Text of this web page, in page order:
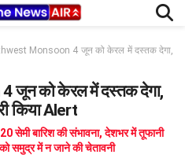
Monsoon 4 जून को केरल में दस्तक देगा,
जून को केरल में दस्तक देगा,
किया Alert
सेमी बारिश की संभावना, देशभर में तूफानी
समुद्र में न जाने की चेतावनी